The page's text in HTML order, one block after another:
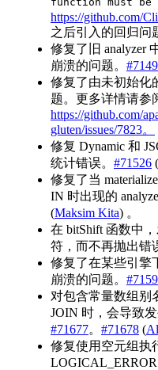
https://github.com/
之后引入的回归问
修复了旧 analyzer
崩溃的问题。
修复了由未初始化
题。更多详情请参
https://github.com/
gluten/issues/7823。
修复 Dynamic 和
统计错误。 #71526 (
修复了当
IN 时出现的
(Maksim Kita) 。
在 bitShift 函数中
符，而不再抛出错
修复了在某些引擎
崩溃的问题。
对包含常量数组别
JOIN 时，会导致
#71677。 #71678 (
修复使用空元组执